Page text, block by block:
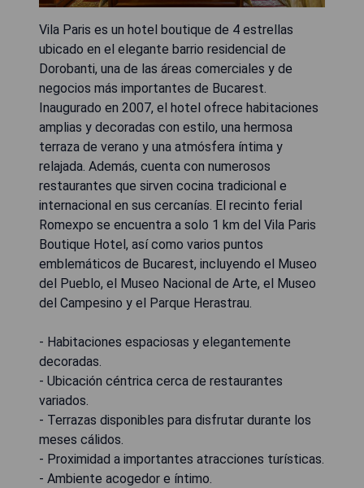
Vila Paris es un hotel boutique de 4 estrellas
ubicado en el elegante barrio residencial de
Dorobanti, una de las áreas comerciales y de
negocios más importantes de Bucarest.
Inaugurado en 2007, el hotel ofrece habitaciones
amplias y decoradas con estilo, una hermosa
terraza de verano y una atmósfera íntima y
relajada. Además, cuenta con numerosos
restaurantes que sirven cocina tradicional e
internacional en sus cercanías. El recinto ferial
Romexpo se encuentra a solo 1 km del Vila Paris
Boutique Hotel, así como varios puntos
emblemáticos de Bucarest, incluyendo el Museo
del Pueblo, el Museo Nacional de Arte, el Museo
del Campesino y el Parque Herastrau.
- Habitaciones espaciosas y elegantemente
decoradas.
- Ubicación céntrica cerca de restaurantes
variados.
- Terrazas disponibles para disfrutar durante los
meses cálidos.
- Proximidad a importantes atracciones turísticas.
- Ambiente acogedor e íntimo.